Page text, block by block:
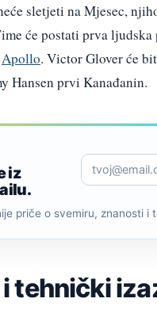
sletjeti na Mjesec,
će postati prva
Apollo. Victor Glover će
Hansen prvi Kanađanin.
iz
priče o svemiru, znanosti i
tehnički